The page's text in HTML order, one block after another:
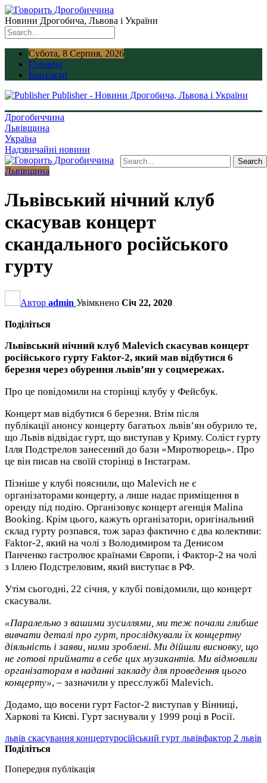
Новини Дрогобича, Львова і України
Субота, 8 Серпня, 2026
Головна
Контакти
Publisher - Новини Дрогобича, Львова і України
Дрогобиччина
Львівщина
Україна
Надзвичайні новини
Львівщина
Львівський нічний клуб
скасував концерт
скандального російського
гурту
Автор admin Увімкнено Січ 22, 2020
Поділіться
Львівський нічний клуб Malevich скасував концерт
російського гурту Faktor-2, який мав відбутися 6
березня через обурення львів’ян у соцмережах.
Про це повідомили на сторінці клубу у Фейсбук.
Концерт мав відбутися 6 березня. Втім після
публікації анонсу концерту багатьох львів’ян обурило те,
що Львів відвідає гурт, що виступав у Криму. Соліст гурту
Ілля Подстрелов занесений до бази «Миротворець». Про
це він писав на своїй сторінці в Інстаграм.
Пізніше у клубі пояснили, що Malevich не є
організаторами концерту, а лише надає приміщення в
оренду під подію. Організовує концерт агенція Malina
Booking. Крім цього, кажуть організатори, оригінальний
склад гурту розпався, тож зараз фактично є два колективи:
Faktor-2, який на чолі з Володимиром та Денисом
Панченко гастролює країнами Європи, і Фактор-2 на чолі
з Іллею Подстреловим, який виступає в РФ.
Утім сьогодні, 22 січня, у клубі повідомили, що концерт
скасували.
«Паралельно з вашими зусиллями, ми теж почали глибше
вивчати деталі про гурт, прослідкували їх концертну
діяльність і заяви, ними зроблені. Ми дійшли висновку, що
не готові приймати в себе цих музикантів. Ми відмовили
організаторам в наданні закладу для проведення цього
концерту», – зазначили у пресслужбі Malevich.
Додамо, що восени гурт Factor-2 виступав у Вінниці,
Харкові та Києві. Гурт заснували у 1999 році в Росії.
львів скасування концертуросійський гурт львівфактор 2 львів
Поділіться
Попередня публікація